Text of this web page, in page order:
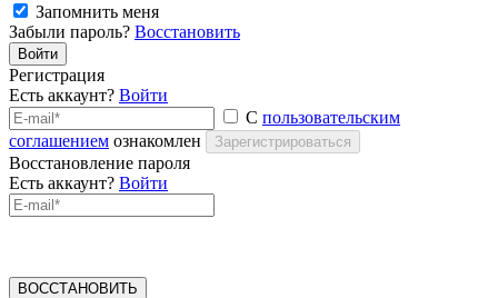
Запомнить меня
Забыли пароль? Восстановить
Войти
Регистрация
Есть аккаунт? Войти
С пользовательским
соглашением ознакомлен Зарегистрироваться
Восстановление пароля
Есть аккаунт? Войти
ВОССТАНОВИТЬ